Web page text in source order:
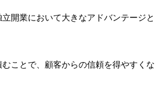
開業において大きなアドバンテージと
ことで、顧客からの信頼を得やすくな